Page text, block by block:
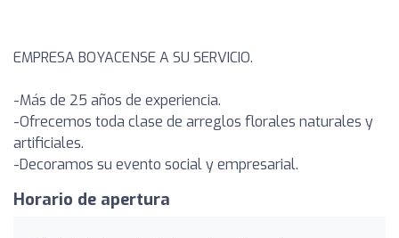
EMPRESA BOYACENSE A SU SERVICIO.
-Más de 25 años de experiencia.
-Ofrecemos toda clase de arreglos florales naturales y
artificiales.
-Decoramos su evento social y empresarial.
Horario de apertura